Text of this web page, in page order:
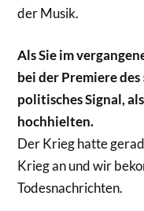
der Musik.
Als Sie im
bei der Premiere des
politisches Signal,
hochhielten.
Der Krieg hatte
Krieg an und wir
Todesnachrichten.